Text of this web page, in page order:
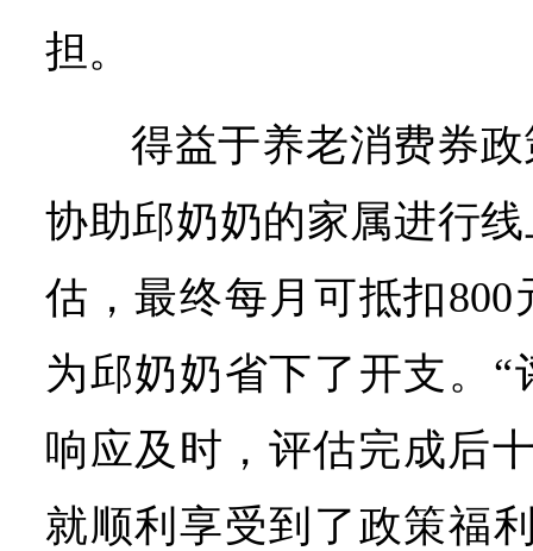
担。
得益于养老消费券
协助邱奶奶的家属进行
估，最终每月可抵扣
为邱奶奶省下了开支。
响应及时，评估完成后
就顺利享受到了政策福